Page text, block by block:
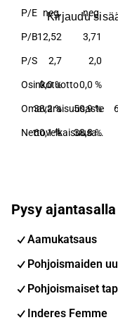
P/E neg. neg.
P/B12,52 3,71
P/S 2,7 2,0
Osinkotuotto
0,0 % 0,0 %
Omavaraisuusaste
38,2 % 50,9 %
Nettovelkaisuusaste
60,1 % 38,8 %
Kirjaudu
Pysy
Aamukatsaus
Pohjoismaiden
Pohjoismaiset
Inderes Femme